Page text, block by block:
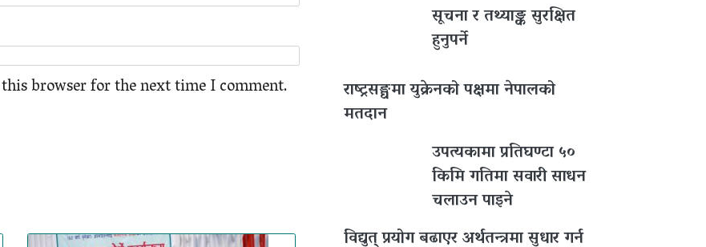
browser for the next time I comment.
सूचना र तथ्याङ्क सुरक्षित
हुनुपर्ने
राष्ट्रसङ्घमा युक्रेनको पक्षमा नेपालको
मतदान
उपत्यकामा प्रतिघण्टा ५०
किमि गतिमा सवारी साधन
चलाउन पाइने
विद्युत् प्रयोग बढाएर अर्थतन्त्रमा सुधार गर्न